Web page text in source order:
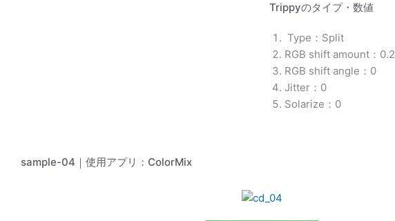
Trippyのタイプ・数値
Type：Split
RGB shift amount：0.2
RGB shift angle：0
Jitter：0
Solarize：0
sample-04｜使用アプリ：ColorMix